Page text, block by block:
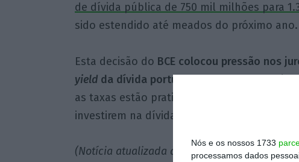
Nós e os nossos 1733
processamos dados
de dívida pública de 750 mil milhões para
sido estendido até meados do próximo ano.
Esta decisão do BCE colocou pressão nos
yield da dívida portuguesa a 10 anos a baixar
as taxas estão praticamente inalteradas,
investirem na dívida nacional, ainda assim
(Notícia atualizada às 13h18 com mais